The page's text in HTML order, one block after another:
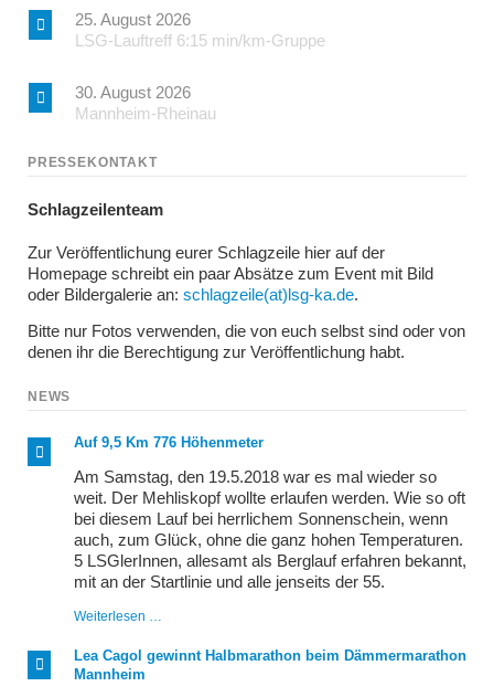
25. August 2026
LSG-Lauftreff 6:15 min/km-Gruppe
30. August 2026
Mannheim-Rheinau
PRESSEKONTAKT
Schlagzeilenteam
Zur Veröffentlichung eurer Schlagzeile hier auf der
Homepage schreibt ein paar Absätze zum Event mit Bild
oder Bildergalerie an: schlagzeile(at)lsg-ka.de.
Bitte nur Fotos verwenden, die von euch selbst sind oder von
denen ihr die Berechtigung zur Veröffentlichung habt.
NEWS
Auf 9,5 Km 776 Höhenmeter
Am Samstag, den 19.5.2018 war es mal wieder so
weit. Der Mehliskopf wollte erlaufen werden. Wie so oft
bei diesem Lauf bei herrlichem Sonnenschein, wenn
auch, zum Glück, ohne die ganz hohen Temperaturen.
5 LSGlerInnen, allesamt als Berglauf erfahren bekannt,
mit an der Startlinie und alle jenseits der 55.
Weiterlesen …
Km
776
Lea Cagol gewinnt Halbmarathon beim Dämmermarathon
Mannheim